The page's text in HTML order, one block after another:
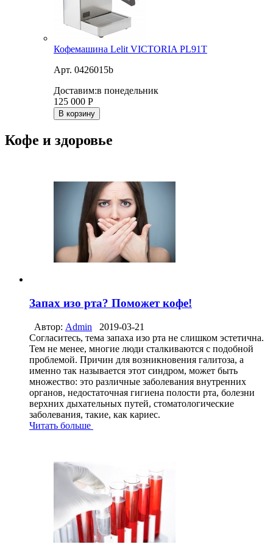
Кофемашина Lelit VICTORIA PL91T
Арт. 0426015b
Доставим:в понедельник
125 000 Р
В корзину
Кофе и здоровье
Запах изо рта? Поможет кофе!
Автор: Admin
2019-03-21
Согласитесь, тема запаха изо рта не слишком эстетична.
Тем не менее, многие люди сталкиваются с подобной
проблемой. Причин для возникновения галитоза, а
именно так называется этот синдром, может быть
множество: это различные заболевания внутренних
органов, недостаточная гигиена полости рта, болезни
верхних дыхательных путей, стоматологические
заболевания, такие, как кариес.
Читать больше